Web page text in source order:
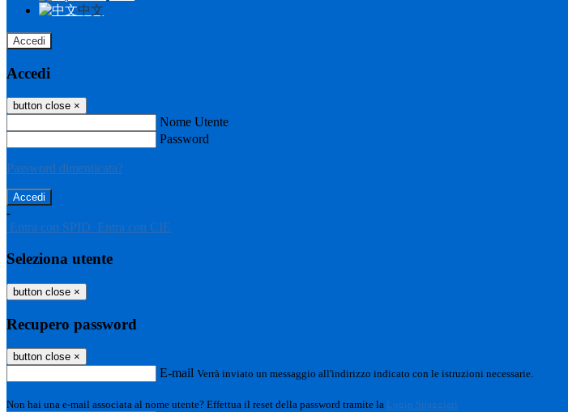
中文
Accedi
Accedi
button close ×
Nome Utente
Password
Password dimenticata?
-
Entra con SPID Entra con CIE
Seleziona utente
button close ×
Recupero password
button close ×
E-mail Verrà inviato un messaggio all'indirizzo indicato con le istruzioni necessarie.
Non hai una e-mail associata al nome utente? Effettua il reset della password tramite la Login Spaggiari